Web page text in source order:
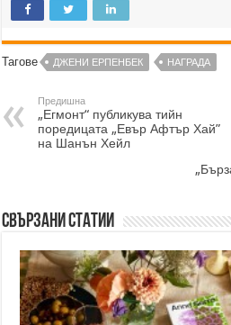
Тагове ДЖЕНИ ЕРПЕНБЕК НАГРАДА
Предишна
„Егмонт“ публикува тийн
поредицата „Евър Афтър Хай”
на Шанън Хейл
Свързани статии